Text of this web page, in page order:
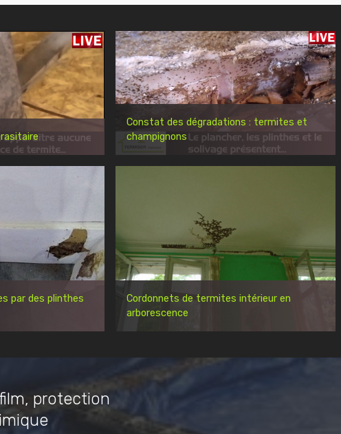
Constat des dégradations : termites et
champignons
par des plinthes
Cordonnets de termites intérieur en
arborescence
protection